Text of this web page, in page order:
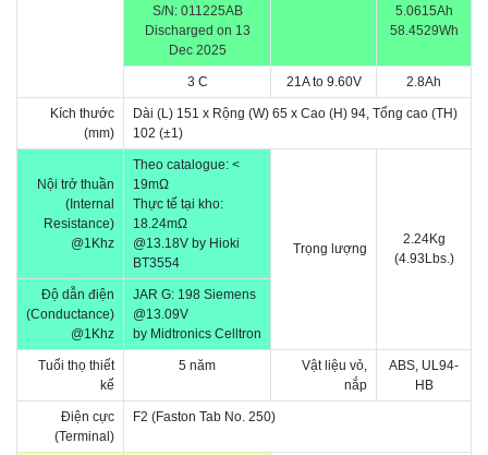
S/N: 011225AB
Discharged on 13
Dec 2025
5.0615Ah
58.4529Wh
3 C 21A to 9.60V 2.8Ah
Kích thước
(mm)
Dài (L) 151 x Rộng (W) 65 x Cao (H) 94, Tổng cao (TH)
102 (±1)
Nội trở thuần
(Internal
Resistance)
@1Khz
Theo catalogue: <
19mΩ
Thực tế tại kho:
18.24mΩ
@13.18V by Hioki
BT3554
Trọng lượng
2.24Kg
(4.93Lbs.)
Độ dẫn điện
(Conductance)
@1Khz
JAR G: 198 Siemens
@13.09V
by Midtronics Celltron
Tuổi thọ thiết
kế
5 năm
Vật liệu vỏ,
nắp
ABS, UL94-
HB
Điện cực
(Terminal)
F2 (Faston Tab No. 250)